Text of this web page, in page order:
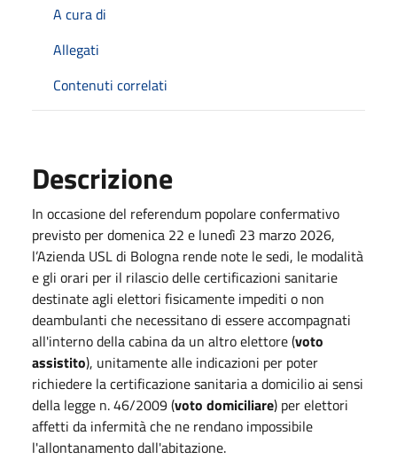
A cura di
Allegati
Contenuti correlati
Descrizione
In occasione del referendum popolare confermativo
previsto per domenica 22 e lunedì 23 marzo 2026,
l’Azienda USL di Bologna rende note le sedi, le modalità
e gli orari per il rilascio delle certificazioni sanitarie
destinate agli elettori fisicamente impediti o non
deambulanti che necessitano di essere accompagnati
all'interno della cabina da un altro elettore (voto
assistito), unitamente alle indicazioni per poter
richiedere la certificazione sanitaria a domicilio ai sensi
della legge n. 46/2009 (voto domiciliare) per elettori
affetti da infermità che ne rendano impossibile
l'allontanamento dall'abitazione.